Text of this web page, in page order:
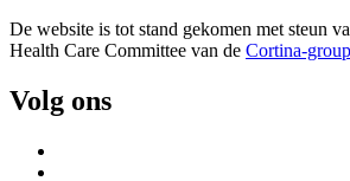
De website is tot stand gekomen met steun
Health Care Committee van de Cortina-group
Volg ons